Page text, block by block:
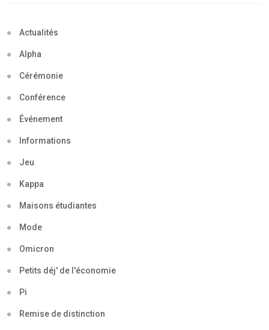
Actualités
Alpha
Cérémonie
Conférence
Événement
Informations
Jeu
Kappa
Maisons étudiantes
Mode
Omicron
Petits déj' de l'économie
Pi
Remise de distinction